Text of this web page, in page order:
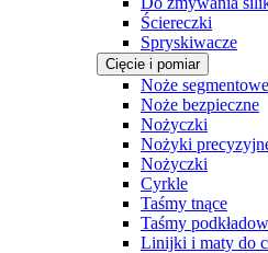
Ściereczki
Spryskiwacze
Cięcie i pomiar
Noże
Noże bezpieczne
Nożyczki
Nożyki
Nożyczki
Cyrkle
Taśmy tnące
Taśmy
Linijki i maty do